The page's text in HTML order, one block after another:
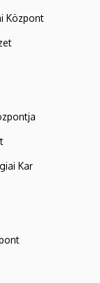
Központ
Kar